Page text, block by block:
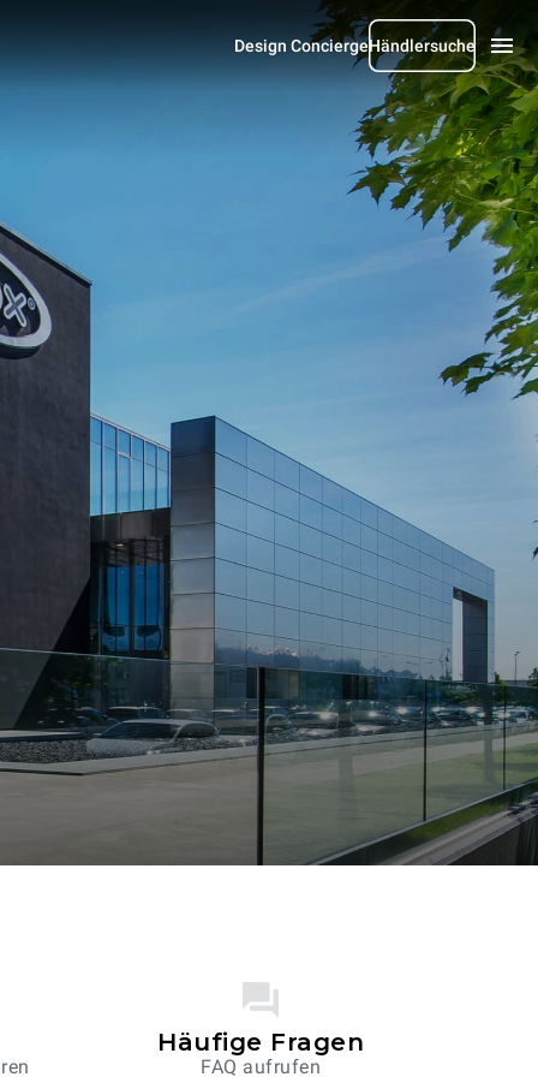
Design ConciergeHändlersuche
Häufige Fragen
FAQ aufrufen